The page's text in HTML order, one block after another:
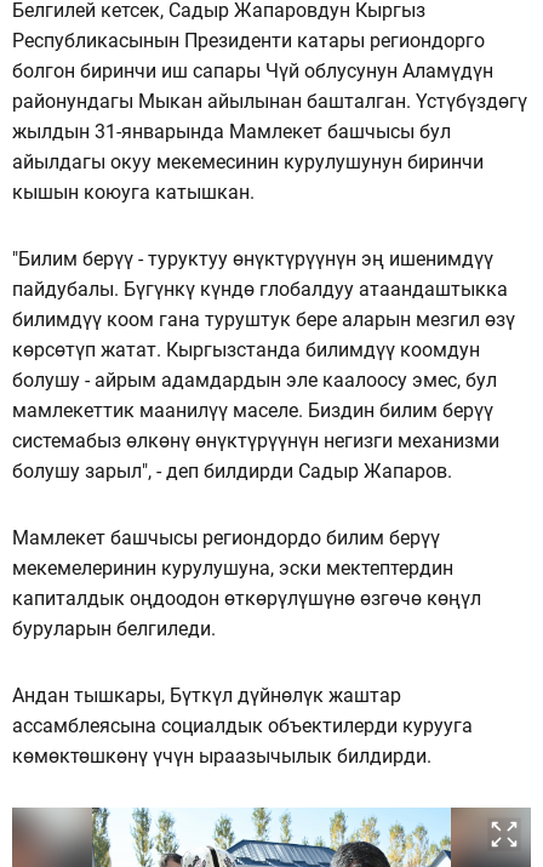
Белгилей кетсек, Садыр Жапаровдун Кыргыз
Республикасынын Президенти катары региондорго
болгон биринчи иш сапары Чүй облусунун Аламүдүн
районундагы Мыкан айылынан башталган. Үстүбүздөгү
жылдын 31-январында Мамлекет башчысы бул
айылдагы окуу мекемесинин курулушунун биринчи
кышын коюуга катышкан.
"Билим берүү - туруктуу өнүктүрүүнүн эң ишенимдүү
пайдубалы. Бүгүнкү күндө глобалдуу атаандаштыкка
билимдүү коом гана туруштук бере аларын мезгил өзү
көрсөтүп жатат. Кыргызстанда билимдүү коомдун
болушу - айрым адамдардын эле каалоосу эмес, бул
мамлекеттик маанилүү маселе. Биздин билим берүү
системабыз өлкөнү өнүктүрүүнүн негизги механизми
болушу зарыл", - деп билдирди Садыр Жапаров.
Мамлекет башчысы региондордо билим берүү
мекемелеринин курулушуна, эски мектептердин
капиталдык оңдоодон өткөрүлүшүнө өзгөчө көңүл
буруларын белгиледи.
Андан тышкары, Бүткүл дүйнөлүк жаштар
ассамблеясына социалдык объектилерди курууга
көмөктөшкөнү үчүн ыраазычылык билдирди.